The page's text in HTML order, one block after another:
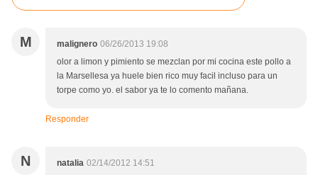
M malignero 06/26/2013 19:08
olor a limon y pimiento se mezclan por mi cocina este pollo a
la Marsellesa ya huele bien rico muy facil incluso para un
torpe como yo. el sabor ya te lo comento mañana.
Responder
N natalia 02/14/2012 14:51